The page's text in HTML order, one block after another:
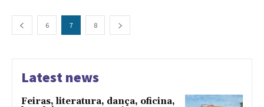
6 7 8
Latest news
Feiras, literatura, dança, oficina,